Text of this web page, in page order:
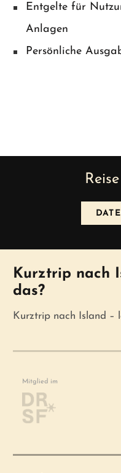
Entgelte für
Anlagen
Persönliche
Kurztrip nach
das?
Kurztrip nach Island –
Mitglied im